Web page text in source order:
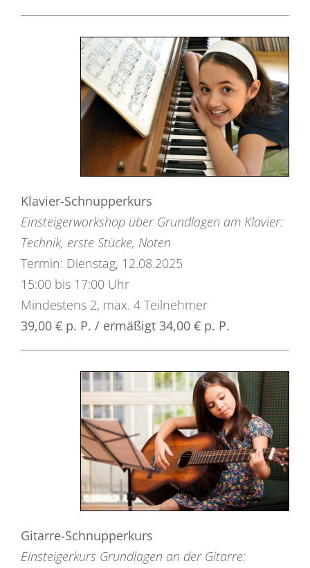
Klavier-Schnupperkurs
Einsteigerworkshop über Grundlagen am Klavier:
Technik, erste Stücke, Noten
Termin: Dienstag, 12.08.2025
15:00 bis 17:00 Uhr
Mindestens 2, max. 4 Teilnehmer
39,00 € p. P. / ermäßigt 34,00 € p. P.
Gitarre-Schnupperkurs
Einsteigerkurs Grundlagen an der Gitarre: